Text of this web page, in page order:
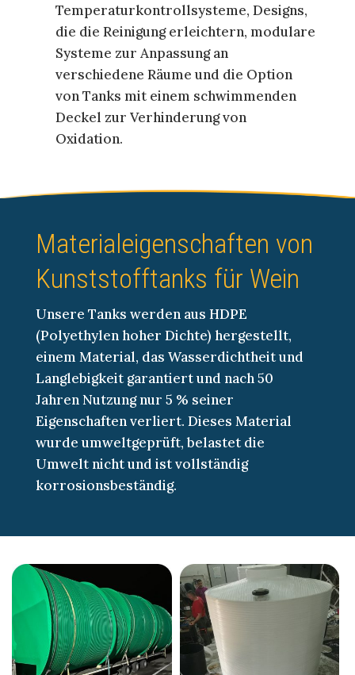
Temperaturkontrollsysteme, Designs,
die die Reinigung erleichtern, modulare
Systeme zur Anpassung an
verschiedene Räume und die Option
von Tanks mit einem schwimmenden
Deckel zur Verhinderung von
Oxidation.
Materialeigenschaften von
Kunststofftanks für Wein
Unsere Tanks werden aus HDPE
(Polyethylen hoher Dichte) hergestellt,
einem Material, das Wasserdichtheit und
Langlebigkeit garantiert und nach 50
Jahren Nutzung nur 5 % seiner
Eigenschaften verliert. Dieses Material
wurde umweltgeprüft, belastet die
Umwelt nicht und ist vollständig
korrosionsbeständig.